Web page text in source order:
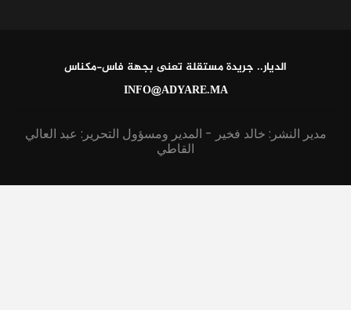
الديار.. جريدة مستقلة تعنى بجهة فاس-مكناس
INFO@ADYARE.MA
مدير النشر: خالد فخير - المدير ومسؤول التحرير: عبد العالي
القاطي